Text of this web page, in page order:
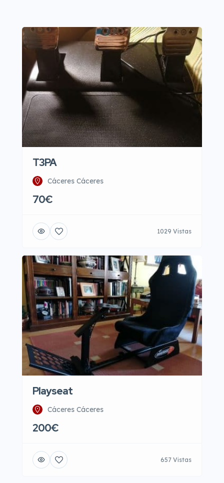
T3PA
Cáceres Cáceres
70€
1029 Vistas
Playseat
Cáceres Cáceres
200€
657 Vistas